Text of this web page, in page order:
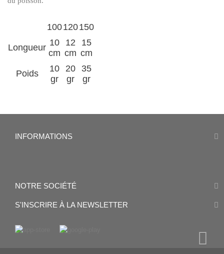
100120150
Longueur 10
cm
12
cm
15
cm
Poids
10
gr
20
gr
35
gr
INFORMATIONS
NOTRE SOCIÉTÉ
S'INSCRIRE À LA NEWSLETTER